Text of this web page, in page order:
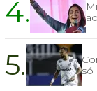
4.
5.
só